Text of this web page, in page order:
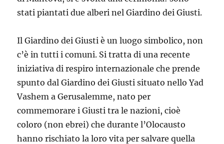
stati piantati due alberi nel Giardino dei Giusti.
Il Giardino dei Giusti è un luogo simbolico, non
c’è in tutti i comuni. Si tratta di una recente
iniziativa di respiro internazionale che prende
spunto dal Giardino dei Giusti situato nello Yad
Vashem a Gerusalemme, nato per
commemorare i Giusti tra le nazioni, cioè
coloro (non ebrei) che durante l’Olocausto
hanno rischiato la loro vita per salvare quella